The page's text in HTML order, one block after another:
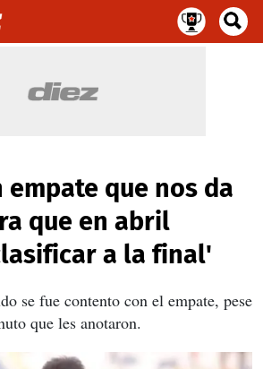
empate que nos da
que en abril
a la final'
se fue contento con el empate, pese
que les anotaron.